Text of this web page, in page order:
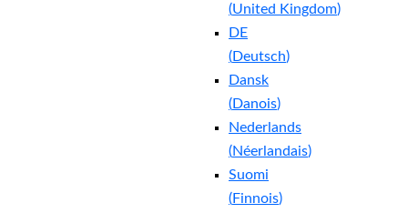
(United Kingdom)
DE
(Deutsch)
Dansk
(Danois)
Nederlands
(Néerlandais)
Suomi
(Finnois)